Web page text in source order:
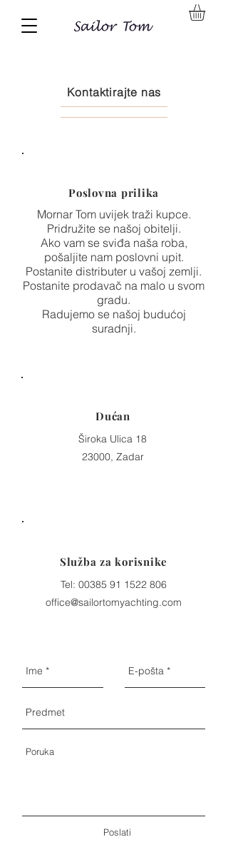
Služba za korisnike
Tel: 00385 91 1522 806
office@sailortomyachting.com
Kontaktirajte nas
Dućan
Široka Ulica 18
23000, Zadar
Poslovna prilika
Mornar Tom uvijek traži kupce.
Pridružite se našoj obitelji.
Ako vam se sviđa naša roba,
pošaljite nam poslovni upit.
Postanite distributer u vašoj zemlji.
Postanite prodavač na malo u svom
gradu.
Radujemo se našoj budućoj
suradnji.
Poslati